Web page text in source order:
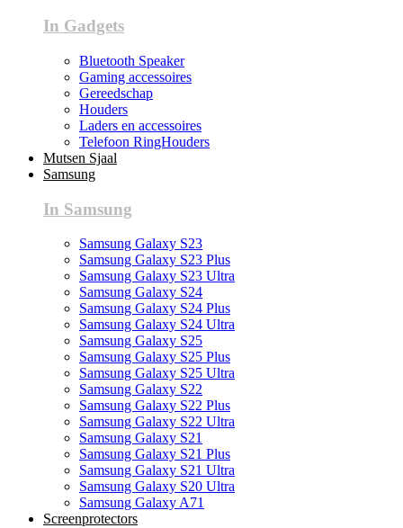
In Gadgets
Bluetooth Speaker
Gaming accessoires
Gereedschap
Houders
Laders en accessoires
Telefoon RingHouders
Mutsen Sjaal
Samsung
In Samsung
Samsung Galaxy S23
Samsung Galaxy S23 Plus
Samsung Galaxy S23 Ultra
Samsung Galaxy S24
Samsung Galaxy S24 Plus
Samsung Galaxy S24 Ultra
Samsung Galaxy S25
Samsung Galaxy S25 Plus
Samsung Galaxy S25 Ultra
Samsung Galaxy S22
Samsung Galaxy S22 Plus
Samsung Galaxy S22 Ultra
Samsung Galaxy S21
Samsung Galaxy S21 Plus
Samsung Galaxy S21 Ultra
Samsung Galaxy S20 Ultra
Samsung Galaxy A71
Screenprotectors